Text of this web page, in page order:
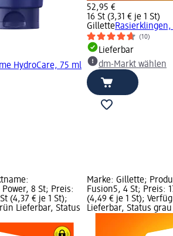
HydroCare, 75 ml
52,95 €
16 St (3,31 € je 1 St)
Gillette
(10)
Lieferbar
dm-Markt wählen
8 St; Preis:
(4,37 € je 1 St);
Lieferbar, Status
Marke: Gillette;
Fusion5, 4 St; Preis:
(4,49 € je 1 St);
Lieferbar, Status